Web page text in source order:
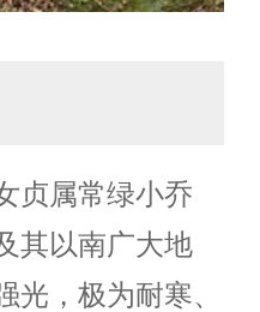
贞属常绿小乔
其以南广大地
，极为耐寒、